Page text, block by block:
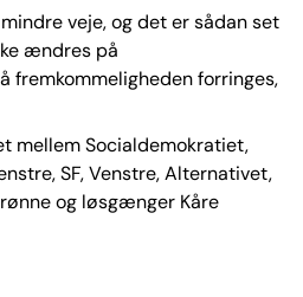
veje, og det er sådan set
ændres på
fremkommeligheden forringes,
mellem Socialdemokratiet,
SF, Venstre, Alternativet,
og løsgænger Kåre